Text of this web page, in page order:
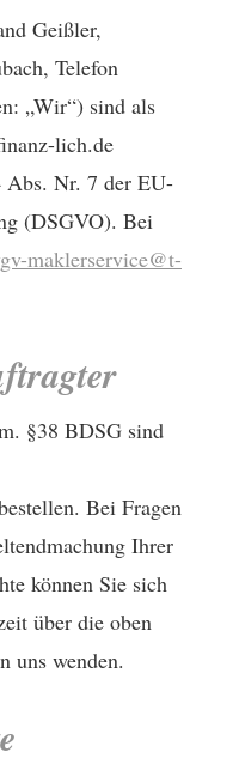
Geißler,
Telefon
„Wir“) sind als
lich.de
Nr. 7 der EU-
(DSGVO). Bei
maklerservice@t-
§38 BDSG sind
Bei Fragen
Ihrer
können Sie sich
über die oben
uns wenden.